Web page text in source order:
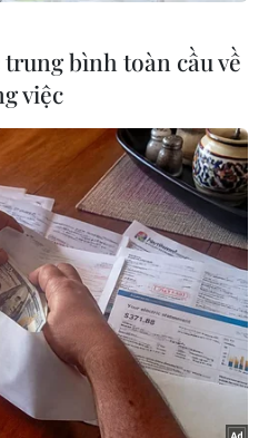
GIAI ĐOẠN
2050
cực tăng trưởng động
Bộ và cả nước
về Khu kinh tế và khởi
tự do Hải Phòng
bình toàn cầu về
việc